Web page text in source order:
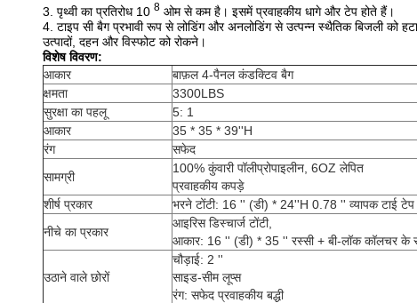
3. पृथ्वी का प्रतिरोध 10 8 ओम से कम है। इसमें प्रवाहकीय धागे और टेप होते हैं।
4. टाइप सी बैग प्रभावी रूप से लोडिंग और अनलोडिंग से उत्पन्न स्थैतिक बिजली को
उत्पादों, दहन और विस्फोट को रोकने।
विशेष विवरण:
आकार
बाफ़ल 4-पैनल कंडक्टिव बैग
क्षमता
3300LBS
सुरक्षा का पहलू
5: 1
आकार
35 * 35 * 39''H
रंग
सफेद
सामग्री
100% कुंवारी पॉलीप्रोपाइलीन, 6OZ लेपित
प्रवाहकीय कपड़े
शीर्ष प्रकार
भरने टोंटी: 16 '' (डी) * 24''H 0.78 '' व्यापक टाई
नीचे का प्रकार
आइरिस डिस्चार्ज टोंटी,
आकार: 16 '' (डी) * 35 '' रस्सी + बी-लॉक कॉलचर के
उठाने वाले छोरों
चौड़ाई: 2 ''
साइड-सीम लूप्स
रंग: सफेद प्रवाहकीय बद्धी